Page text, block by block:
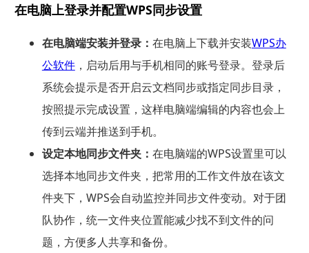
在电脑上登录并配置WPS同步设置
在电脑端安装并登录： 在电脑上下载并安装WPS办
公软件，启动后用与手机相同的账号登录。登录后
系统会提示是否开启云文档同步或指定同步目录，
按照提示完成设置，这样电脑端编辑的内容也会上
传到云端并推送到手机。
设定本地同步文件夹： 在电脑端的WPS设置里可以
选择本地同步文件夹，把常用的工作文件放在该文
件夹下，WPS会自动监控并同步文件变动。对于团
队协作，统一文件夹位置能减少找不到文件的问
题，方便多人共享和备份。